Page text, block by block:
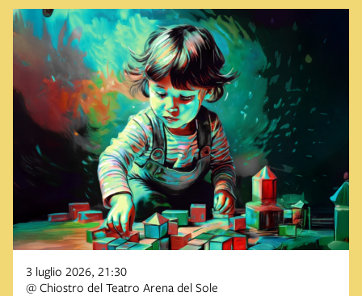
3 luglio 2026, 21:30
@ Chiostro del Teatro Arena del Sole